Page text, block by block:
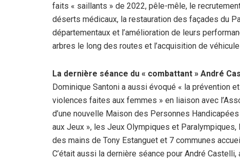
faits « saillants » de 2022, pêle-mêle, le
déserts médicaux, la restauration des façades du
départementaux et l’amélioration de leurs
arbres le long des routes et l’acquisition de
La dernière séance du « combattant » André
Dominique Santoni a aussi évoqué « la prévention
violences faites aux femmes » en liaison avec
d’une nouvelle Maison des Personnes
aux Jeux », les Jeux Olympiques et
des mains de Tony Estanguet et 7 communes
C’était aussi la dernière séance pour André